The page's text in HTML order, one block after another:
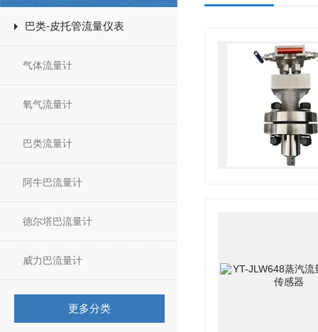
巴类-皮托管流量仪表
气体流量计
氧气流量计
巴类流量计
阿牛巴流量计
德尔塔巴流量计
威力巴流量计
更多分类